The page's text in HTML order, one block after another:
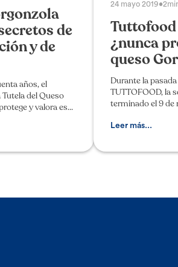
de
y de
años, el
del Queso
y valora esta
casos de
24 mayo 2019•
¿nunca
queso
Durante la
TUTTOFOOD, la
terminado el 9 de
protagonista de
Leer más...